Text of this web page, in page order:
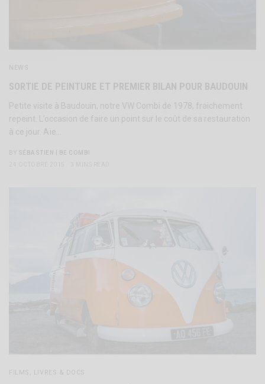
NEWS
SORTIE DE PEINTURE ET PREMIER BILAN POUR BAUDOUIN
Petite visite à Baudouin, notre VW Combi de 1978, fraichement
repeint. L’occasion de faire un point sur le coût de sa restauration
à ce jour. Aïe…
BY SÉBASTIEN | BE COMBI
FILMS, LIVRES & DOCS